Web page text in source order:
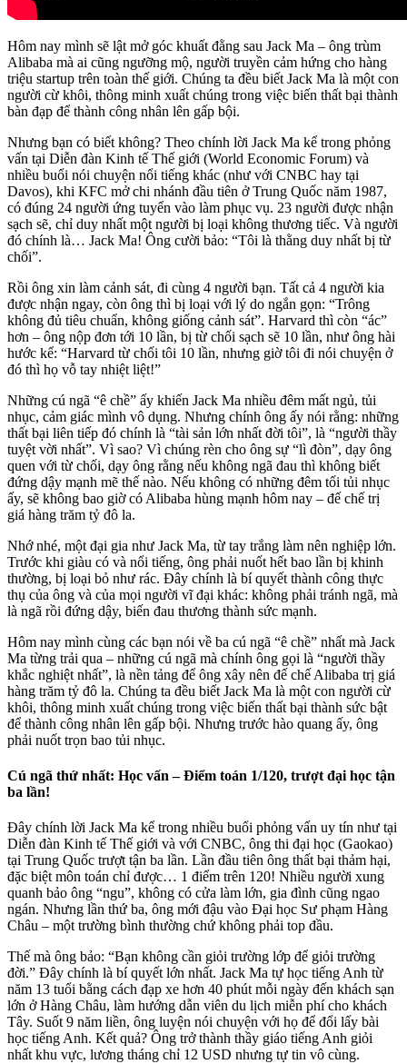
Hôm nay mình sẽ lật mở góc khuất đằng sau Jack Ma – ông trùm
Alibaba mà ai cũng ngưỡng mộ, người truyền cảm hứng cho hàng
triệu startup trên toàn thế giới. Chúng ta đều biết Jack Ma là một con
người cừ khôi, thông minh xuất chúng trong việc biến thất bại thành
bàn đạp để thành công nhân lên gấp bội.
Nhưng bạn có biết không? Theo chính lời Jack Ma kể trong phỏng
vấn tại Diễn đàn Kinh tế Thế giới (World Economic Forum) và
nhiều buổi nói chuyện nổi tiếng khác (như với CNBC hay tại
Davos), khi KFC mở chi nhánh đầu tiên ở Trung Quốc năm 1987,
có đúng 24 người ứng tuyển vào làm phục vụ. 23 người được nhận
sạch sẽ, chỉ duy nhất một người bị loại không thương tiếc. Và người
đó chính là… Jack Ma! Ông cười bảo: “Tôi là thằng duy nhất bị từ
chối”.
Rồi ông xin làm cảnh sát, đi cùng 4 người bạn. Tất cả 4 người kia
được nhận ngay, còn ông thì bị loại với lý do ngắn gọn: “Trông
không đủ tiêu chuẩn, không giống cảnh sát”. Harvard thì còn “ác”
hơn – ông nộp đơn tới 10 lần, bị từ chối sạch sẽ 10 lần, như ông hài
hước kể: “Harvard từ chối tôi 10 lần, nhưng giờ tôi đi nói chuyện ở
đó thì họ vỗ tay nhiệt liệt!”
Những cú ngã “ê chề” ấy khiến Jack Ma nhiều đêm mất ngủ, tủi
nhục, cảm giác mình vô dụng. Nhưng chính ông ấy nói rằng: những
thất bại liên tiếp đó chính là “tài sản lớn nhất đời tôi”, là “người thầy
tuyệt vời nhất”. Vì sao? Vì chúng rèn cho ông sự “lì đòn”, dạy ông
quen với từ chối, dạy ông rằng nếu không ngã đau thì không biết
đứng dậy mạnh mẽ thế nào. Nếu không có những đêm tối tủi nhục
ấy, sẽ không bao giờ có Alibaba hùng mạnh hôm nay – đế chế trị
giá hàng trăm tỷ đô la.
Nhớ nhé, một đại gia như Jack Ma, từ tay trắng làm nên nghiệp lớn.
Trước khi giàu có và nổi tiếng, ông phải nuốt hết bao lần bị khinh
thường, bị loại bỏ như rác. Đây chính là bí quyết thành công thực
thụ của ông và của mọi người vĩ đại khác: không phải tránh ngã, mà
là ngã rồi đứng dậy, biến đau thương thành sức mạnh.
Hôm nay mình cùng các bạn nói về ba cú ngã “ê chề” nhất mà Jack
Ma từng trải qua – những cú ngã mà chính ông gọi là “người thầy
khắc nghiệt nhất”, là nền tảng để ông xây nên đế chế Alibaba trị giá
hàng trăm tỷ đô la. Chúng ta đều biết Jack Ma là một con người cừ
khôi, thông minh xuất chúng trong việc biến thất bại thành sức bật
để thành công nhân lên gấp bội. Nhưng trước hào quang ấy, ông
phải nuốt trọn bao tủi nhục.
Cú ngã thứ nhất: Học vấn – Điểm toán 1/120, trượt đại học tận
ba lần!
Đây chính lời Jack Ma kể trong nhiều buổi phỏng vấn uy tín như tại
Diễn đàn Kinh tế Thế giới và với CNBC, ông thi đại học (Gaokao)
tại Trung Quốc trượt tận ba lần. Lần đầu tiên ông thất bại thảm hại,
đặc biệt môn toán chỉ được… 1 điểm trên 120! Nhiều người xung
quanh bảo ông “ngu”, không có cửa làm lớn, gia đình cũng ngao
ngán. Nhưng lần thứ ba, ông mới đậu vào Đại học Sư phạm Hàng
Châu – một trường bình thường chứ không phải top đầu.
Thế mà ông bảo: “Bạn không cần giỏi trường lớp để giỏi trường
đời.” Đây chính là bí quyết lớn nhất. Jack Ma tự học tiếng Anh từ
năm 13 tuổi bằng cách đạp xe hơn 40 phút mỗi ngày đến khách sạn
lớn ở Hàng Châu, làm hướng dẫn viên du lịch miễn phí cho khách
Tây. Suốt 9 năm liền, ông luyện nói chuyện với họ để đổi lấy bài
học tiếng Anh. Kết quả? Ông trở thành thầy giáo tiếng Anh giỏi
nhất khu vực, lương tháng chỉ 12 USD nhưng tự tin vô cùng.